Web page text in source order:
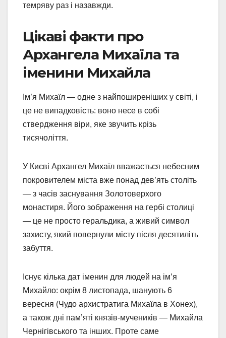
темряву раз і назавжди.
Цікаві факти про
Архангела Михаїла та
іменини Михайла
Ім’я Михаїл — одне з найпоширеніших у світі, і
це не випадковість: воно несе в собі
ствердження віри, яке звучить крізь
тисячоліття.
У Києві Архангел Михаїл вважається небесним
покровителем міста вже понад дев’ять століть
— з часів заснування Золотоверхого
монастиря. Його зображення на гербі столиці
— це не просто геральдика, а живий символ
захисту, який повернули місту після десятиліть
забуття.
Існує кілька дат іменин для людей на ім’я
Михайло: окрім 8 листопада, шанують 6
вересня (Чудо архистратига Михаїла в Хонех),
а також дні пам’яті князів-мучеників — Михайла
Чернігівського та інших. Проте саме